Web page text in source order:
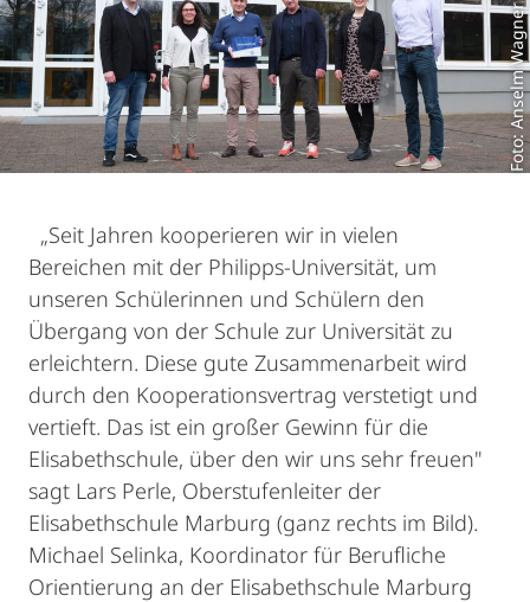
Foto: Anselm Wagner
„Seit Jahren kooperieren wir in vielen
Bereichen mit der Philipps-Universität, um
unseren Schülerinnen und Schülern den
Übergang von der Schule zur Universität zu
erleichtern. Diese gute Zusammenarbeit wird
durch den Kooperationsvertrag verstetigt und
vertieft. Das ist ein großer Gewinn für die
Elisabethschule, über den wir uns sehr freuen"
sagt Lars Perle, Oberstufenleiter der
Elisabethschule Marburg (ganz rechts im Bild).
Michael Selinka, Koordinator für Berufliche
Orientierung an der Elisabethschule Marburg